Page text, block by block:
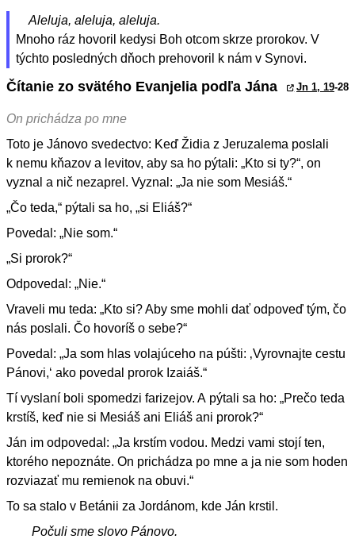
Aleluja, aleluja, aleluja.
Mnoho ráz hovoril kedysi Boh otcom skrze prorokov. V
týchto posledných dňoch prehovoril k nám v Synovi.
Čítanie zo svätého Evanjelia podľa Jána Jn 1, 19-28
On prichádza po mne
Toto je Jánovo svedectvo: Keď Židia z Jeruzalema poslali
k nemu kňazov a levitov, aby sa ho pýtali: „Kto si ty?“, on
vyznal a nič nezaprel. Vyznal: „Ja nie som Mesiáš.“
„Čo teda,“ pýtali sa ho, „si Eliáš?“
Povedal: „Nie som.“
„Si prorok?“
Odpovedal: „Nie.“
Vraveli mu teda: „Kto si? Aby sme mohli dať odpoveď tým, čo
nás poslali. Čo hovoríš o sebe?“
Povedal: „Ja som hlas volajúceho na púšti: ‚Vyrovnajte cestu
Pánovi,‘ ako povedal prorok Izaiáš.“
Tí vyslaní boli spomedzi farizejov. A pýtali sa ho: „Prečo teda
krstíš, keď nie si Mesiáš ani Eliáš ani prorok?“
Ján im odpovedal: „Ja krstím vodou. Medzi vami stojí ten,
ktorého nepoznáte. On prichádza po mne a ja nie som hoden
rozviazať mu remienok na obuvi.“
To sa stalo v Betánii za Jordánom, kde Ján krstil.
Počuli sme slovo Pánovo.